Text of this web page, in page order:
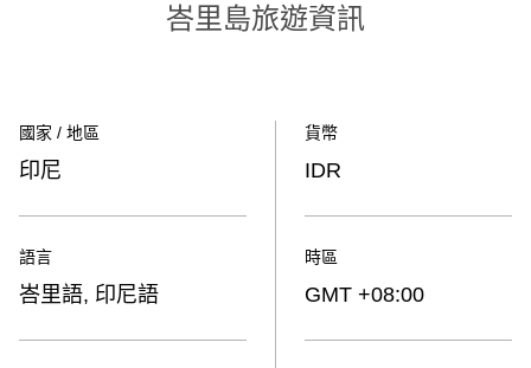
峇里島旅遊資訊
國家 / 地區
印尼
語言
峇里語, 印尼語
貨幣
IDR
時區
GMT +08:00